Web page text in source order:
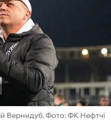
Вернидуб. Фото: ФК Нефтчі